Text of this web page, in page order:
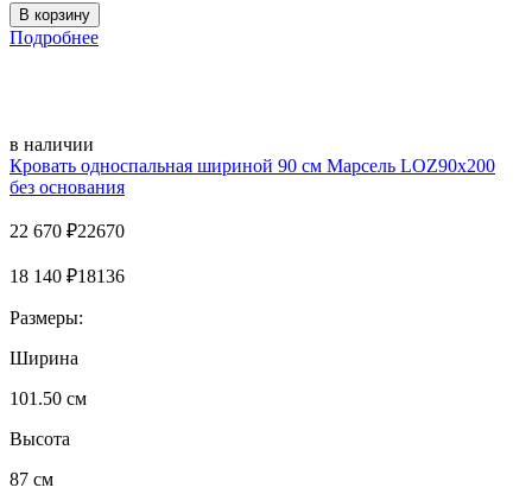
Подробнее
в наличии
Кровать односпальная шириной 90 см Марсель LOZ90х200
без основания
22 670 ₽22670
18 140 ₽18136
Размеры:
Ширина
101.50 см
Высота
87 см